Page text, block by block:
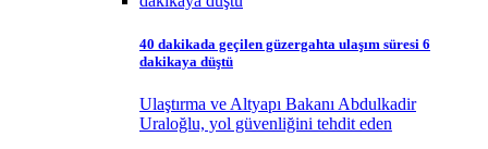
40 dakikada geçilen güzergahta ulaşım süresi 6
dakikaya düştü
Ulaştırma ve Altyapı Bakanı Abdulkadir
Uraloğlu, yol güvenliğini tehdit eden